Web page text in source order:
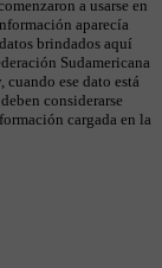
a usarse en
aparecía
brindados aquí
Sudamericana
ese dato está
considerarse
cargada en la